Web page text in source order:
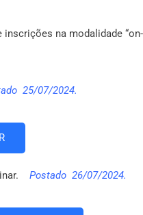
na modalidade
25/07/2024.
Postado 26/07/2024.